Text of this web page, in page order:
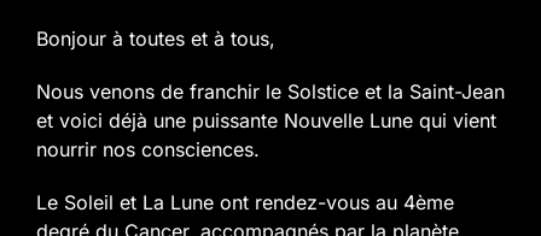
Bonjour à toutes et à tous,
Nous venons de franchir le Solstice et la Saint-Jean
et voici déjà une puissante Nouvelle Lune qui vient
nourrir nos consciences.
Le Soleil et La Lune ont rendez-vous au 4ème